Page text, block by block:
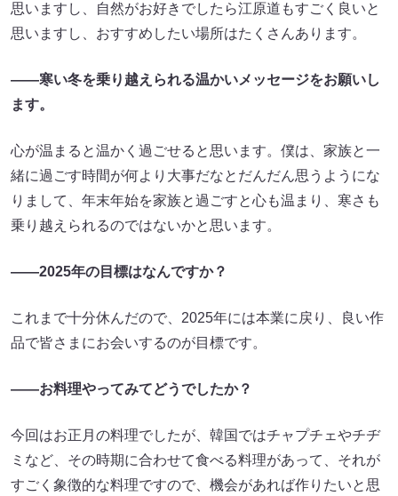
思いますし、自然がお好きでしたら江原道もすごく良いと
思いますし、おすすめしたい場所はたくさんあります。
――寒い冬を乗り越えられる温かいメッセージをお願いし
ます。
心が温まると温かく過ごせると思います。僕は、家族と一
緒に過ごす時間が何より大事だなとだんだん思うようにな
りまして、年末年始を家族と過ごすと心も温まり、寒さも
乗り越えられるのではないかと思います。
――2025年の目標はなんですか？
これまで十分休んだので、2025年には本業に戻り、良い作
品で皆さまにお会いするのが目標です。
――お料理やってみてどうでしたか？
今回はお正月の料理でしたが、韓国ではチャプチェやチヂ
ミなど、その時期に合わせて食べる料理があって、それが
すごく象徴的な料理ですので、機会があれば作りたいと思